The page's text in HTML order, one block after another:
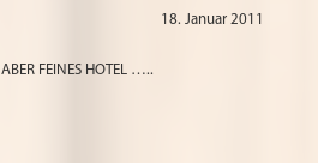
18. Januar 2011
ABER FEINES HOTEL …..